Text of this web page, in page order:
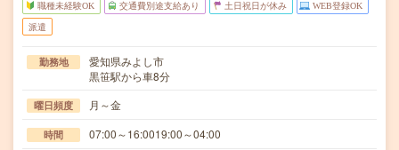
職種未経験OK 交通費別途支給あり 土日祝日が休み WEB登録OK
派遣
勤務地
愛知県みよし市
黒笹駅から車8分
曜日頻度 月～金
時間 07:00～16:0019:00～04:00